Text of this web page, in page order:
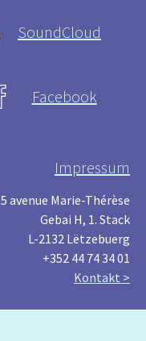
SoundCloud
Facebook
Impressum
5 avenue Marie-Thérèse
Gebai H, 1. Stack
L-2132 Lëtzebuerg
+352 44 74 34 01
Kontakt >